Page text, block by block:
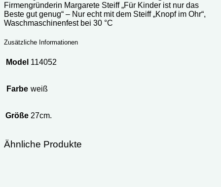
Firmengründerin Margarete Steiff „Für Kinder ist nur das
Beste gut genug“ – Nur echt mit dem Steiff „Knopf im Ohr“,
Waschmaschinenfest bei 30 °C
Zusätzliche Informationen
Model 114052
Farbe weiß
Größe 27cm.
Ähnliche Produkte